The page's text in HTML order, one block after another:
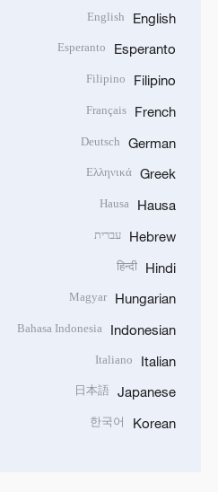
English
English
Esperanto
Esperanto
Filipino
Filipino
French
Français
German
Deutsch
Greek
Ελληνικά
Hausa
Hausa
Hebrew עברית
Hindi
हिन्दी
Hungarian
Magyar
Indonesian
Bahasa Indonesia
Italian
Italiano
Japanese
日本語
Korean
한국어